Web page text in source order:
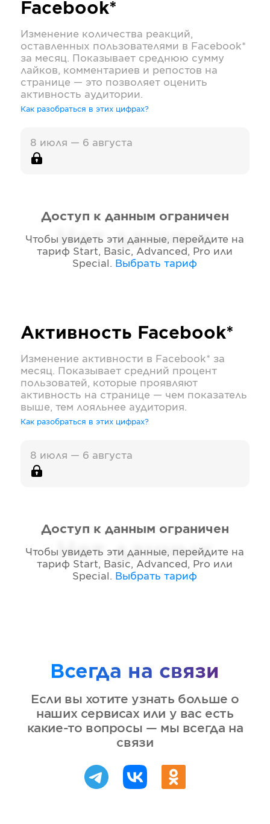
Facebook*
Изменение количества реакций,
оставленных пользователями в Facebook*
за месяц. Показывает среднюю сумму
лайков, комментариев и репостов на
странице — это позволяет оценить
активность аудитории.
Как разобраться в этих цифрах?
8 июля — 6 августа
Нет данных
Доступ к данным ограничен
Чтобы увидеть эти данные, перейдите на
тариф Start, Basic, Advanced, Pro или
Special . Выбрать тариф
Активность Facebook*
Изменение активности в Facebook* за
месяц. Показывает средний процент
пользоватей, которые проявляют
активность на странице — чем показатель
выше, тем лояльнее аудитория.
Как разобраться в этих цифрах?
8 июля — 6 августа
Нет данных
Доступ к данным ограничен
Чтобы увидеть эти данные, перейдите на
тариф Start, Basic, Advanced, Pro или
Special . Выбрать тариф
Всегда на связи
Если вы хотите узнать больше о
наших сервисах или у вас есть
какие-то вопросы — мы всегда на
связи